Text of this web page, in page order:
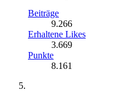
Beiträge
9.266
Erhaltene Likes
3.669
Punkte
8.161